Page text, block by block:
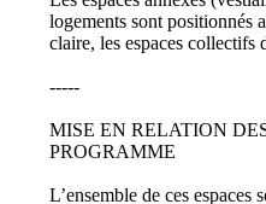
logements sont positionnés
claire, les espaces collectifs
-----
MISE EN RELATION
PROGRAMME
L’ensemble de ces espaces